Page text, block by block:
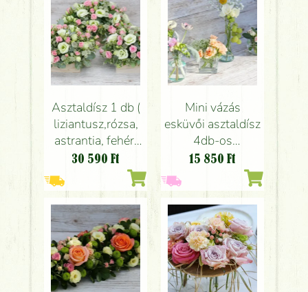
Asztaldísz 1 db (
liziantusz,rózsa,
astrantia, fehér,
rózsaszín ),
30 590 Ft
Mini vázás
esküvői asztaldísz
4db-os
szett(barack,
15 850 Ft